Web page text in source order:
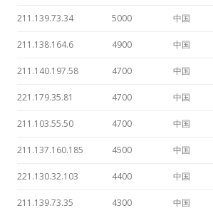
211.139.73.34 5000 中国
211.138.164.6 4900 中国
211.140.197.58 4700 中国
221.179.35.81 4700 中国
211.103.55.50 4700 中国
211.137.160.185 4500 中国
221.130.32.103 4400 中国
211.139.73.35 4300 中国